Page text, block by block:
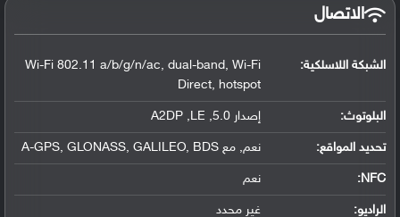
الاتصال
الشبكة اللاسلكية:
Wi-Fi 802.11 a/b/g/n/ac, dual-band, Wi-Fi
Direct, hotspot
البلوتوث: إصدار 5.0, A2DP ,LE
تحديد المواقع: نعم, مع A-GPS, GLONASS, GALILEO, BDS
NFC
: نعم
الراديو: غير محدد